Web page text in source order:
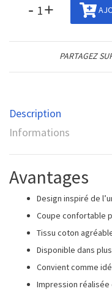
- +
PARTAGEZ
Description
Informations
Avantages
Design inspiré de
Coupe confortable
Tissu coton
Disponible dans
Convient comme
Impression réalisée